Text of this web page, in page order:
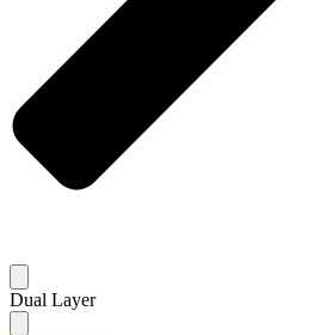
Dual Layer